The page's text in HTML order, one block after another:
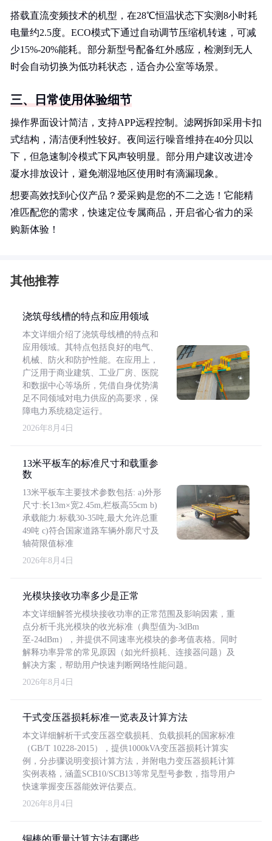
搭载直流变频技术的机型，在28℃恒温状态下实测8小时耗
电量约2.5度。ECO模式下通过自动调节压缩机转速，可减
少15%-20%能耗。部分新型号配备红外感应，检测到无人
时会自动切换为低功耗状态，适合办公室等场景。
三、日常使用体验细节
操作界面设计简洁，支持APP远程控制。滤网拆卸采用卡扣
式结构，清洁便利性较好。夜间运行噪音维持在40分贝以
下，但急速制冷模式下风声较明显。部分用户建议改进冷
凝水排放设计，避免潮湿地区使用时有滴漏现象。
想要高效找到心仪产品？爱采购是您的不二之选！它能精
准匹配您的需求，快速定位专属商品，开启省心省力的采
购新体验！
其他推荐
浇筑母线槽的特点和应用领域
本文详细介绍了浇筑母线槽的特点和
应用领域。其特点包括良好的电气、
机械、防火和防护性能。在应用上，
广泛用于商业建筑、工业厂房、医院
和数据中心等场所，凭借自身优势满
足不同领域对电力供应的高要求，保
障电力系统稳定运行。
2026年8月4日
13米平板车的标准尺寸和载重参
数
13米平板车主要技术参数包括: a)外形
尺寸:长13m×宽2.45m,栏板高55cm b)
承载能力:标载30-35吨,最大允许总重
49吨 c)符合国家道路车辆外廓尺寸及
轴荷限值标准
2026年8月4日
光模块接收功率多少是正常
本文详细解答光模块接收功率的正常范围及影响因素，重
点分析千兆光模块的收光标准（典型值为-3dBm
至-24dBm），并提供不同速率光模块的参考值表格。同时
解释功率异常的常见原因（如光纤损耗、连接器问题）及
解决方案，帮助用户快速判断网络性能问题。
2026年8月4日
干式变压器损耗标准一览表及计算方法
本文详细解析干式变压器空载损耗、负载损耗的国家标准
（GB/T 10228-2015），提供1000kVA变压器损耗计算实
例，分步骤说明变损计算方法，并附电力变压器损耗计算
实例表格，涵盖SCB10/SCB13等常见型号参数，指导用户
快速掌握变压器能效评估要点。
2026年8月4日
铜棒的重量计算方法有哪些